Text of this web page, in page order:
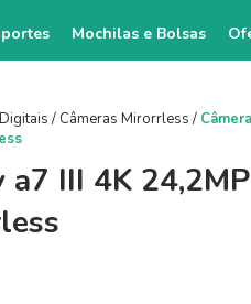
Mochilas e Bolsas
/ Câmeras Mirorrless /
a7 III 4K